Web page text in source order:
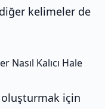
diğer kelimeler de
Nasıl Kalıcı Hale
için